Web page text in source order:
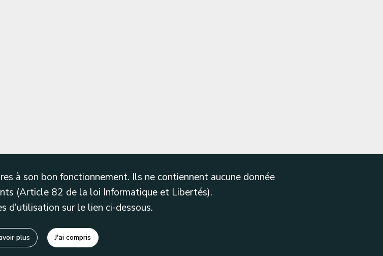
à son bon fonctionnement. Ils ne contiennent aucune donnée
(Article 82 de la loi Informatique et Libertés).
d’utilisation sur le lien ci-dessous.
plus J'ai compris